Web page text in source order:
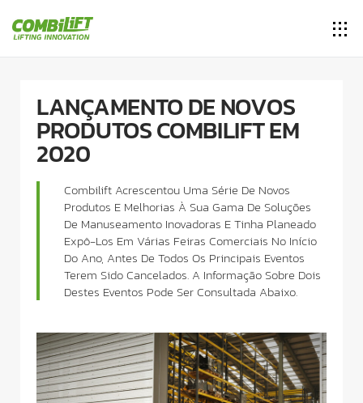
LANÇAMENTO DE NOVOS
PRODUTOS COMBILIFT EM
2020
Combilift Acrescentou Uma Série De Novos
Produtos E Melhorias À Sua Gama De Soluções
De Manuseamento Inovadoras E Tinha Planeado
Expô-Los Em Várias Feiras Comerciais No Início
Do Ano, Antes De Todos Os Principais Eventos
Terem Sido Cancelados. A Informação Sobre Dois
Destes Eventos Pode Ser Consultada Abaixo.